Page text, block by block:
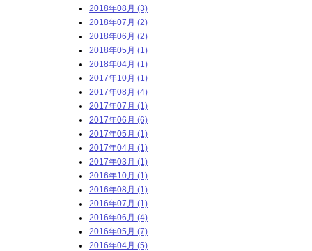
2018年08月 (3)
2018年07月 (2)
2018年06月 (2)
2018年05月 (1)
2018年04月 (1)
2017年10月 (1)
2017年08月 (4)
2017年07月 (1)
2017年06月 (6)
2017年05月 (1)
2017年04月 (1)
2017年03月 (1)
2016年10月 (1)
2016年08月 (1)
2016年07月 (1)
2016年06月 (4)
2016年05月 (7)
2016年04月 (5)